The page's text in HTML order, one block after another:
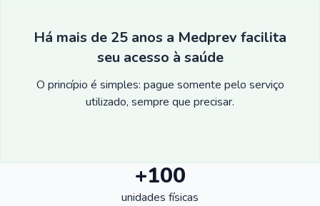
Há mais de 25 anos a Medprev facilita
seu acesso à saúde
O princípio é simples: pague somente pelo serviço
utilizado, sempre que precisar.
+100
unidades físicas